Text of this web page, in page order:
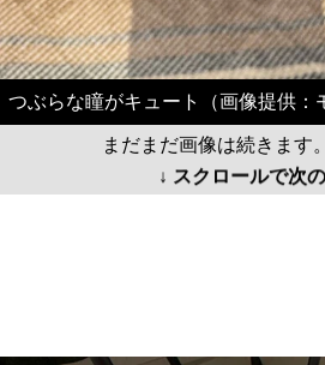
つぶらな瞳がキュート（画像提供：
まだまだ画像は続きます
↓ スクロールで次